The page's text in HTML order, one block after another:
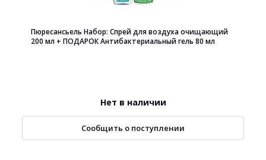
Пюресансьель Набор: Спрей для воздуха очищающий
200 мл + ПОДАРОК Антибактериальный гель 80 мл
Нет в наличии
Сообщить о поступлении